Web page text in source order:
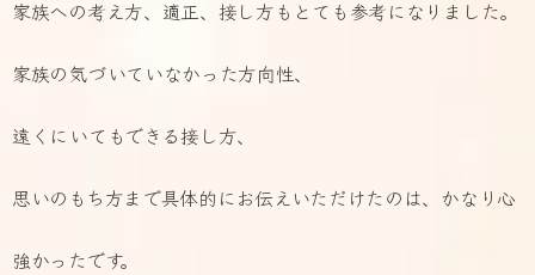
家族への考え方、適正、接し方もとても参考になりました。
家族の気づいていなかった方向性、
遠くにいてもできる接し方、
思いのもち方まで具体的にお伝えいただけたのは、 かなり心
強かったです。